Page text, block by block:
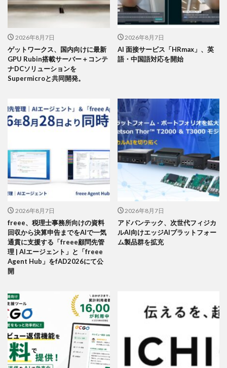
2026年8月7日
ゲットワークス、国内向けに最新
GPU Rubin搭載サーバー＋コンテ
ナDCソリューションを
Supermicroと共同開発。
2026年8月7日
AI 面接サービス「HRmax」、英
語・中国語対応を開始
2026年8月7日
freee、税理士事務所向けの資料
回収から決算申告までをAIで一気
通貫に支援する「freee顧問先管
理 | AIエージェント」と「freee
Agent Hub」をfAD2026にて公
開
2026年8月7日
アドバンテック、次世代フィジカ
ルAI向けエッジAIプラットフォー
ム製品群を拡充